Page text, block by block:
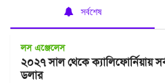
সর্বশেষ
লস এঞ্জেলেস
২০২৭ সাল থেকে ক্যালিফোর্নিয়ায়
ডলার